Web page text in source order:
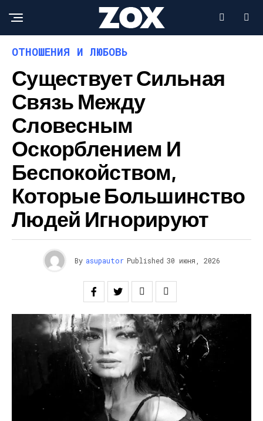
ОТНОШЕНИЯ И ЛЮБОВЬ
Существует Сильная
Связь Между
Словесным
Оскорблением И
Беспокойством,
Которые Большинство
Людей Игнорируют
By asupautor Published 30 июня, 2026